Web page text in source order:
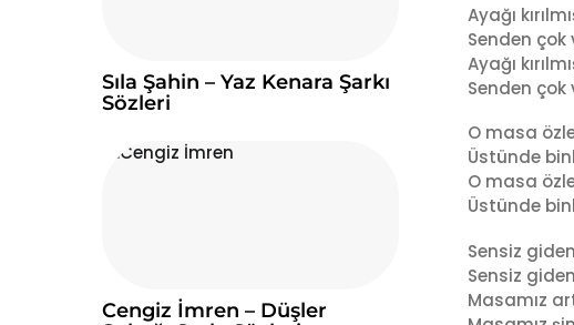
Ayağı
Senden çok
Ayağı
Senden çok
O masa
Üstünde
O masa
Üstünde
Sensiz
Sensiz
Masamız
Sıla Şahin – Yaz Kenara Şarkı
Sözleri
Cengiz İmren – Düşler